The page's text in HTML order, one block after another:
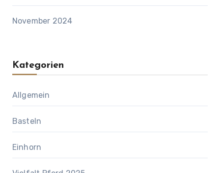
November 2024
Kategorien
Allgemein
Basteln
Einhorn